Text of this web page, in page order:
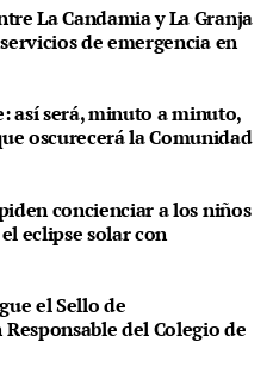
La Candamia y La Granja
de emergencia en
así será, minuto a minuto,
oscurecerá la Comunidad
concienciar a los niños
eclipse solar con
el Sello de
del Colegio de